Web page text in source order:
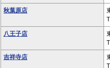
秋葉原店
八王子店
吉祥寺店